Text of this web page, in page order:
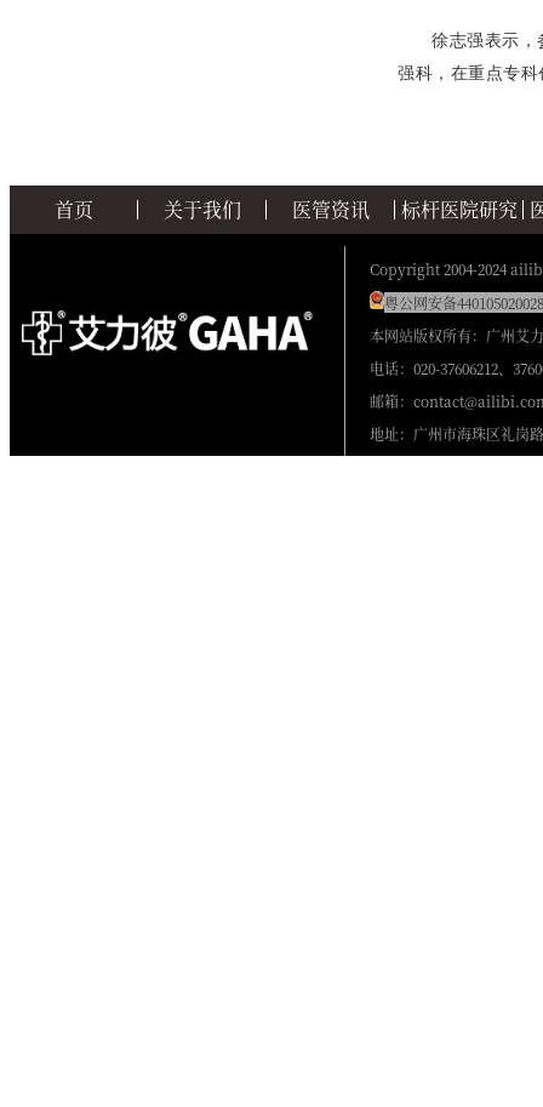
徐志强表示，
强科，在重点专
首页 关于我们 医管资讯 标杆医院研究
Copyright 2004-2024
粤公网安备
本网站版权所有：广州艾
电话：020-37606212、
邮箱：
地址：广州市海珠区礼岗